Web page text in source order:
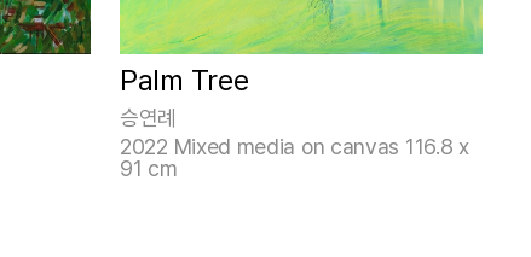
Palm Tree
승연례
2022 Mixed media on canvas 116.8 x
91 cm